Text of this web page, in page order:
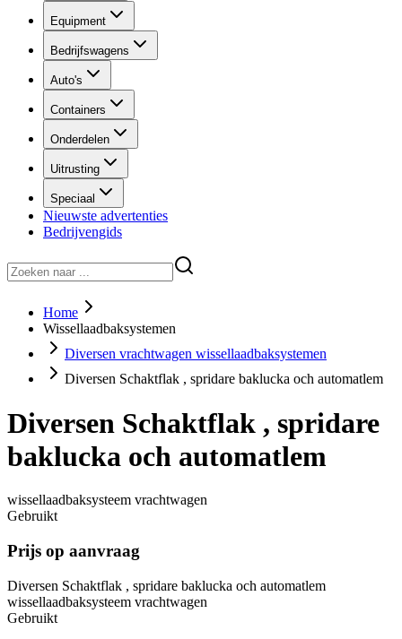
Equipment
Bedrijfswagens
Auto's
Containers
Onderdelen
Uitrusting
Speciaal
Nieuwste advertenties
Bedrijvengids
Home
Wissellaadbaksystemen
Diversen vrachtwagen wissellaadbaksystemen
Diversen Schaktflak , spridare baklucka och automatlem
Diversen Schaktflak , spridare
baklucka och automatlem
wissellaadbaksysteem vrachtwagen
Gebruikt
Prijs op aanvraag
Diversen Schaktflak , spridare baklucka och automatlem
wissellaadbaksysteem vrachtwagen
Gebruikt